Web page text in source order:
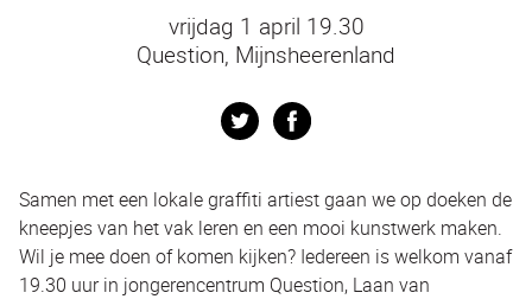
vrijdag 1 april 19.30
Question, Mijnsheerenland
Twitter
Samen met een lokale graffiti artiest gaan we op doeken de
kneepjes van het vak leren en een mooi kunstwerk maken.
Wil je mee doen of komen kijken? Iedereen is welkom vanaf
19.30 uur in jongerencentrum Question, Laan van